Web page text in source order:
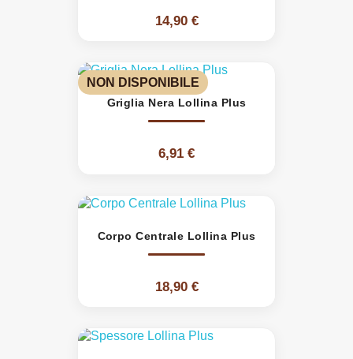
14,90 €
Griglia Nera Lollina Plus
6,91 €
NON DISPONIBILE
Corpo Centrale Lollina Plus
18,90 €